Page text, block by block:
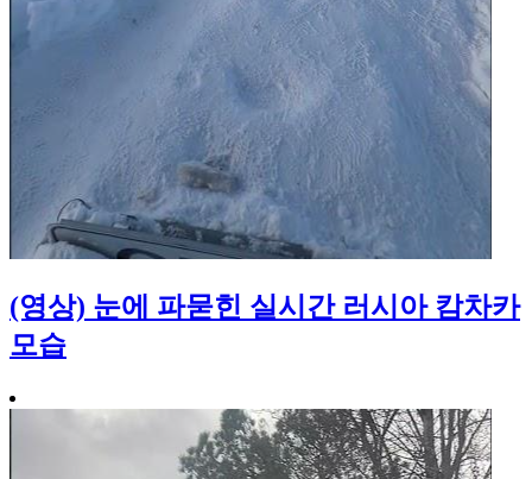
(영상) 눈에 파묻힌 실시간 러시아 캄차카
모습